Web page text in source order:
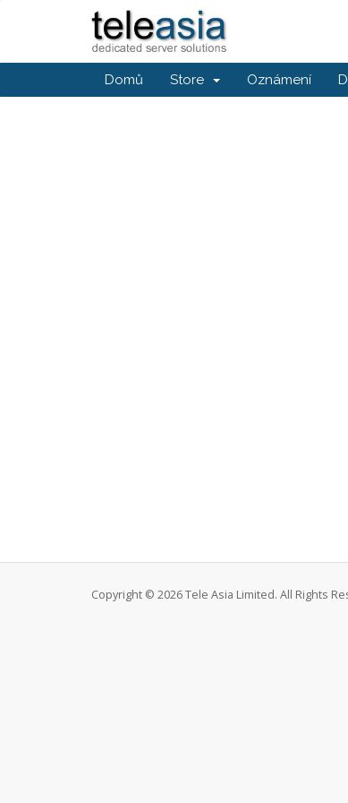
Domů Store Oznámení
Copyright © 2026 Tele Asia Limited. All Rights